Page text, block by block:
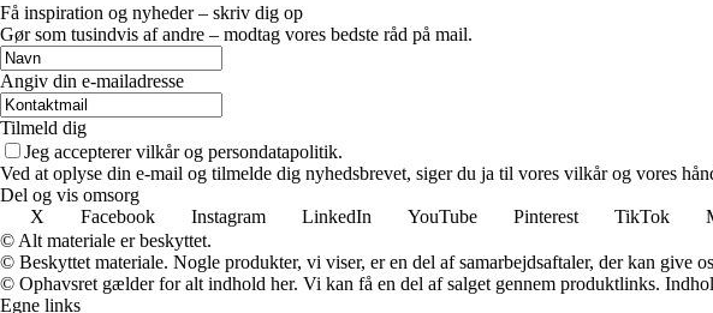
Få inspiration og nyheder – skriv dig op
Gør som tusindvis af andre – modtag vores bedste råd på mail.
Angiv din e-mailadresse
Tilmeld dig
Jeg accepterer vilkår og persondatapolitik.
Ved at oplyse din e-mail og tilmelde dig nyhedsbrevet, siger du ja til vores vilkår og vores
Del og vis omsorg
X
Facebook Instagram LinkedIn YouTube Pinterest TikTok
© Alt materiale er beskyttet.
© Beskyttet materiale. Nogle produkter, vi viser, er en del af samarbejdsaftaler, der kan give
© Ophavsret gælder for alt indhold her. Vi kan få en del af salget gennem produktlinks.
Egne links